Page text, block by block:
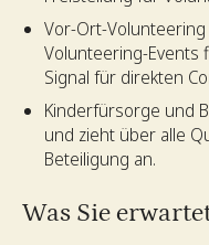
Vor-Ort-
Volunteering-Events
Signal für direkten
Kinderfürsorge und
und zieht über alle
Beteiligung an.
Was Sie